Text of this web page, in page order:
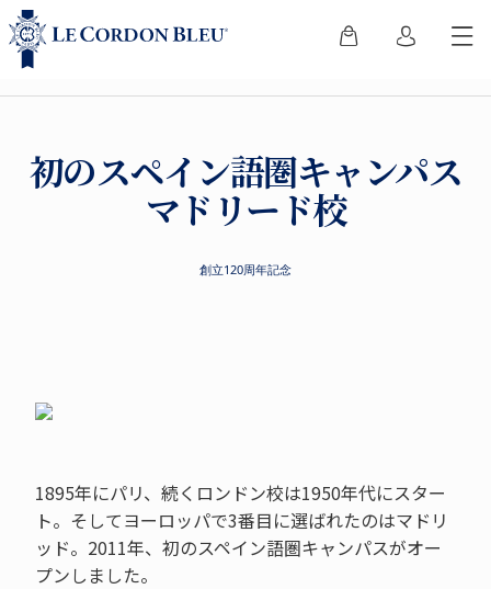
初のスペイン語圏キャンパス
マドリード校
創立120周年記念
1895年にパリ、続くロンドン校は1950年代にスター
ト。そしてヨーロッパで3番目に選ばれたのはマドリ
ッド。2011年、初のスペイン語圏キャンパスがオー
プンしました。